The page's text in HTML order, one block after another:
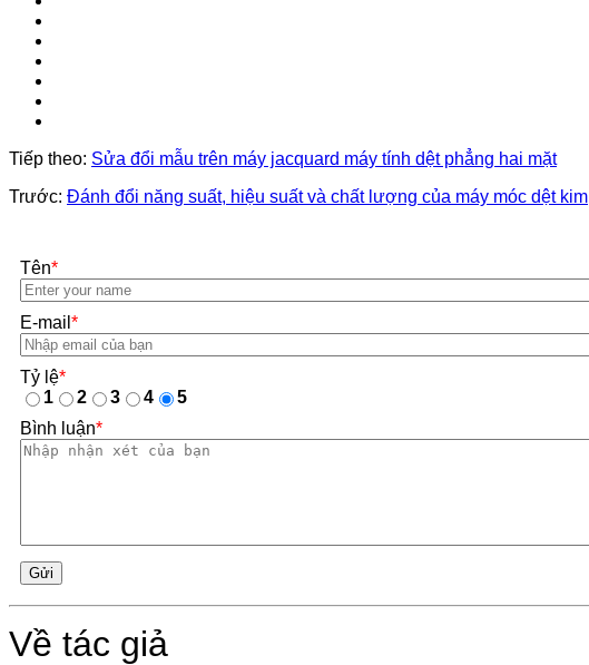
Tiếp theo: Sửa đổi mẫu trên máy jacquard máy tính dệt phẳng hai mặt
Trước: Đánh đổi năng suất, hiệu suất và chất lượng của máy móc dệt kim
Tên*
E-mail *
Tỷ lệ*
1
2 3 4
5
Bình luận*
Gửi
Về tác giả